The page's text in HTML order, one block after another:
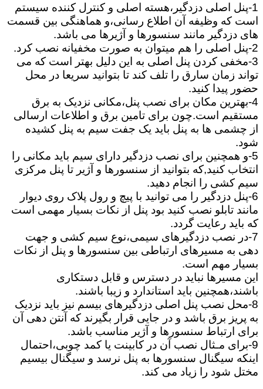
1-پنل اصلی دزدگیر،هسته اصلی و کنترل کننده سیستم
است که وظیفه آن اطلاع رسانی،و هماهنگی بین قسمت
های دزدگیر مانند سنسورها و آژیرها می باشد.
2-پنل اصلی را هم میتوان به صورت مخفیانه نصب کرد.
3-مخفی کردن پنل اصلی به این دلیل بهتر است که می
تواند زمان سارق را تلف کند تا بتوانید سریعا در محل
حضور پیدا کنید.
4-بهترین مکان برای نصب پنل،مکانی نزدیک به برق
مستقیم است.چون برای تامین برق و اطلاعات ارسالی
از چشمی ها به پنل باید یک جفت سیم به پنل کشیده
شود.
5-و همچنین برای نصب دزدگیر دارای سیم باید مکانی را
انتخاب کنید,که بتوانید از سنسورها و آژیر تا پنل مرکزی
سیم کشی را انجام دهید.
6-پنل دزدگیر را می توانید با پیچ و رول پلاک روی دیوار
مانند تابلو نصب کنید بود پنل از نکات بسیار مهمی است
که باید رعایت گردد.
7-در نصب دزدگیرهای سیمی،نوع سیم کشی و جهت
دهی به مسیرهای ارتباطی بین سنسورها و پنل از نکات
بسیار مهم است.
این مسیرها نباید در دسترس و قابل دستکاری
باشند،همچنین باید استاندارد و زیبا باشند.
8-محل نصب پنل اصلی دزدگیرهای بیسم نیز باید نزدیک
به پریز برق باشد و در جایی قرار بگیرند که آنتن دهی آن
برای ارتباط سنسورها و آژیر مناسب باشد.
9-برای مـثال نصب آن در کابینت یا کمد چوبی،احتمال
اینکه سیگنال سنسورها به پنل نرسد و سیگنال بیسیم
مختل شود را زیاد می کند.